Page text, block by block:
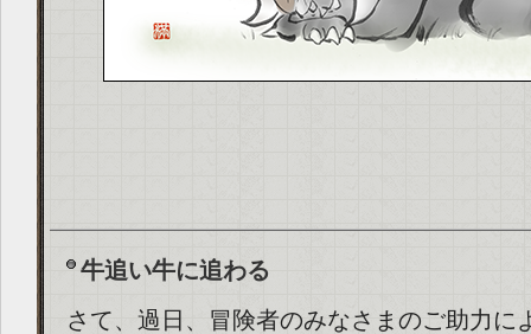
牛追い牛に追わる
さて、過日、冒険者のみなさまのご助力に